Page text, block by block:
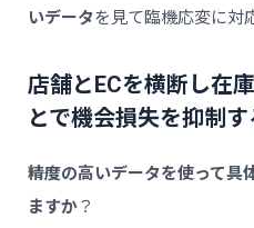
いデータを見て臨機応変に対
店舗とECを横断し在
とで機会損失を抑制す
――精度の高いデータを使って
ますか？